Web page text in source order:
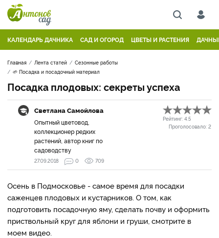
КАЛЕНДАРЬ ДАЧНИКА САД И ОГОРОД ЦВЕТЫ И РАСТЕНИЯ
Главная Лента статей
Сезонные работы
🌱 Посадка и посадочный материал
Посадка плодовых: секреты успеха
Светлана Самойлова
Опытный цветовод,
коллекционер редких
растений, автор книг по
садоводству
Рейтинг: 4.5
Проголосовало: 2
27.09.2018 0 709
Осень в Подмосковье - самое время для посадки
саженцев плодовых и кустарников. О том, как
подготовить посадочную яму, сделать почву и оформить
приствольный круг для яблони и груши, смотрите в
моем видео.